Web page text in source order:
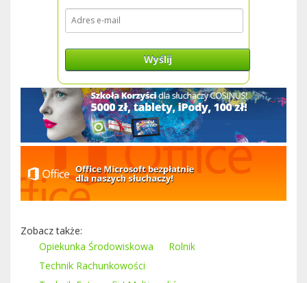
Wyślij
Zobacz także:
Opiekunka Środowiskowa
Rolnik
Technik Rachunkowości